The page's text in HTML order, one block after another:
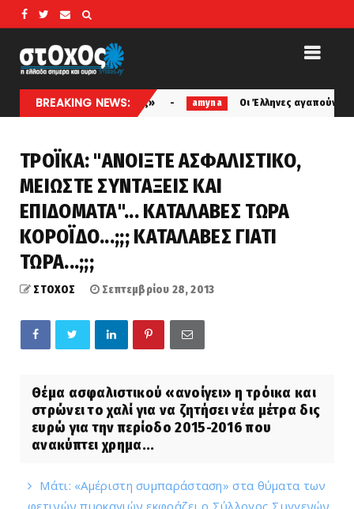
BREAKING NEWS:
Ύμνος» amyna Οι Έλληνες αγαπούν το Πολεμικό
ΤΡΟΪΚΑ: "ΑΝΟΙΞΤΕ ΑΣΦΑΛΙΣΤΙΚΟ,
ΜΕΙΩΣΤΕ ΣΥΝΤΑΞΕΙΣ ΚΑΙ
ΕΠΙΔΟΜΑΤΑ"... ΚΑΤΑΛΑΒΕΣ ΤΩΡΑ
ΚΟΡΟΪΔΟ...;;; ΚΑΤΑΛΑΒΕΣ ΓΙΑΤΙ
ΤΩΡΑ...;;;
ΣΤΟΧΟΣ Σεπτεμβρίου 28, 2013
Θέμα ασφαλιστικού «ανοίγει» η τρόικα και
στρώνει το χαλί για να ζητήσει νέα μέτρα δις
ευρώ για την περίοδο 2015-2016 που
ανακύπτει χρημα...
Μάτι: «Αμέριστη συμπαράσταση» στα θύματα των
φετινών πυρκαγιών εκφράζει ο Σύλλογος Συγγενών